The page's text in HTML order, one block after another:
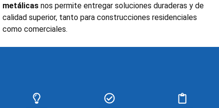
metálicas nos permite entregar soluciones duraderas y de
calidad superior, tanto para construcciones residenciales
como comerciales.